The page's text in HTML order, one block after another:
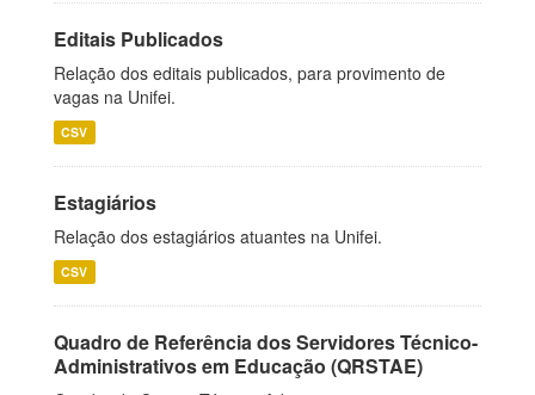
Editais Publicados
Relação dos editais publicados, para provimento de
vagas na Unifei.
CSV
Estagiários
Relação dos estagiários atuantes na Unifei.
CSV
Quadro de Referência dos Servidores Técnico-
Administrativos em Educação (QRSTAE)